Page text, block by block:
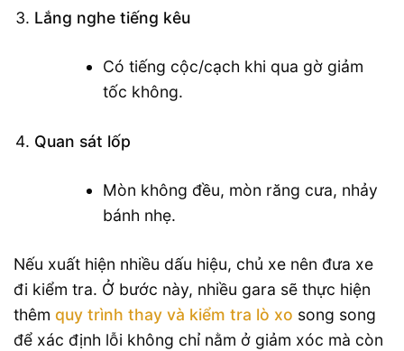
Lắng nghe tiếng kêu
Có tiếng cộc/cạch khi qua gờ giảm
tốc không.
Quan sát lốp
Mòn không đều, mòn răng cưa, nhảy
bánh nhẹ.
Nếu xuất hiện nhiều dấu hiệu, chủ xe nên đưa xe
đi kiểm tra. Ở bước này, nhiều gara sẽ thực hiện
thêm quy trình thay và kiểm tra lò xo song song
để xác định lỗi không chỉ nằm ở giảm xóc mà còn